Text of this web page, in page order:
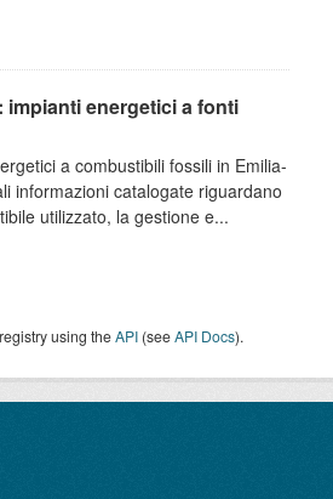
impianti energetici a fonti
a combustibili fossili in Emilia-
informazioni catalogate riguardano
utilizzato, la gestione e...
using theAPI (seeAPI Docs).